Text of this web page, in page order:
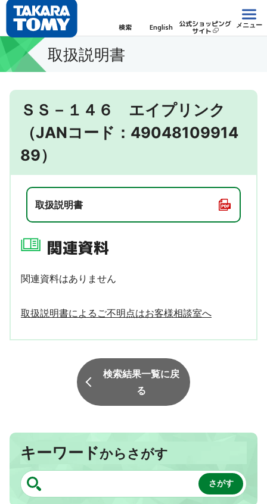
検索 English 公式ショッピング
サイト
メニュー
取扱説明書
ＳＳ－１４６ エイプリンク
（JANコード：49048109914
89）
取扱説明書
関連資料
関連資料はありません
取扱説明書によるご不明点はお客様相談室へ
検索結果一覧に戻
る
キーワードからさがす